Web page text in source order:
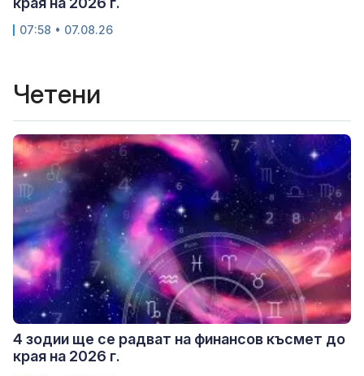
07:58 • 07.08.26
Четени
4 зодии ще се радват на финансов късмет до
края на 2026 г.